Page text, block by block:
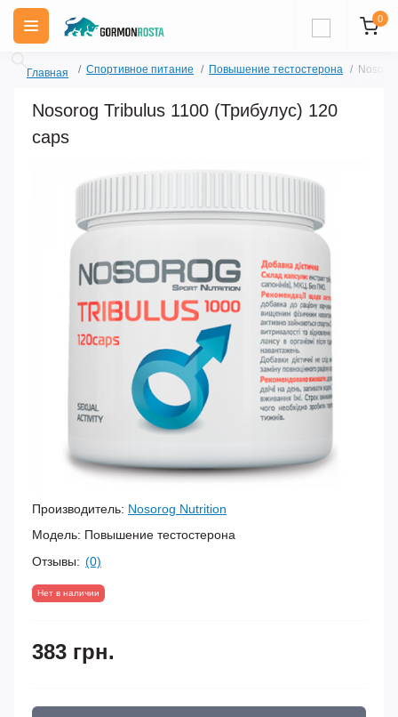
0
Главная Спортивное питание Повышение тестостерона
Nosorog Tribulus 1100 (Трибулус) 120
caps
Производитель: Nosorog Nutrition
Модель: Повышение тестостерона
Отзывы: (0)
Нет в наличии
383 грн.